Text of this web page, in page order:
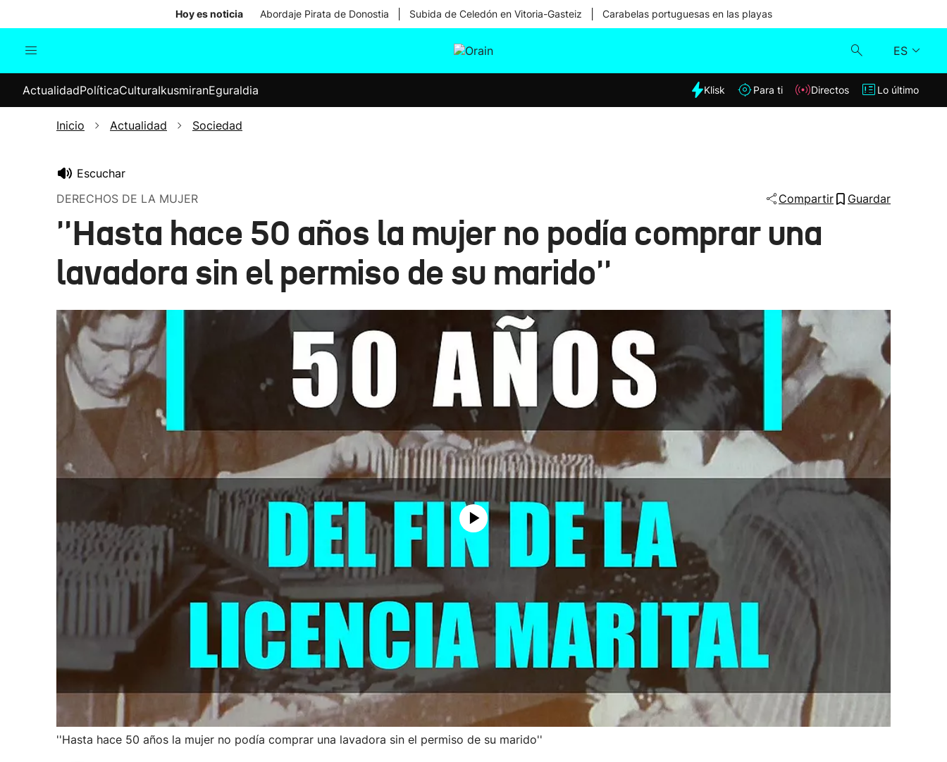
Hoy es noticia Abordaje Pirata de Donostia Subida de Celedón en Vitoria-Gasteiz Carabelas portuguesas en las playas
ES
Internacional
Elecciones
Klisk
ActualidadPolíticaCulturaIkusmiranEguraldia Klisk Para ti Directos Lo último
Inicio Actualidad Sociedad
Escuchar
DERECHOS DE LA MUJER
Compartir Guardar
''Hasta hace 50 años la mujer no podía comprar una
lavadora sin el permiso de su marido''
''Hasta hace 50 años la mujer no podía comprar una lavadora sin el permiso de su marido''